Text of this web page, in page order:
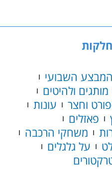
המבצע השבועי
מותגים ולהיטים
וחצר
עונות
פאזלים
משחקי הרכבה
על גלגלים